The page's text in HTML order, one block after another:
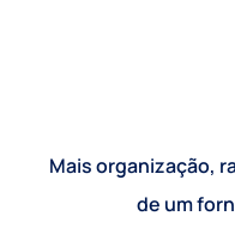
Mais organização,
de um